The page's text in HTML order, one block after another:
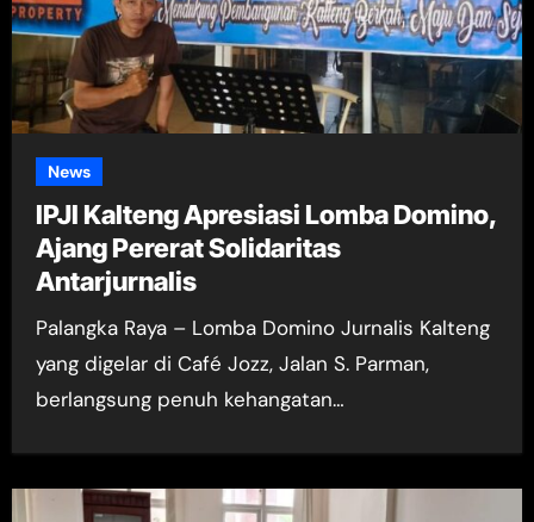
News
IPJI Kalteng Apresiasi Lomba Domino,
Ajang Pererat Solidaritas
Antarjurnalis
Palangka Raya – Lomba Domino Jurnalis Kalteng
yang digelar di Café Jozz, Jalan S. Parman,
berlangsung penuh kehangatan…